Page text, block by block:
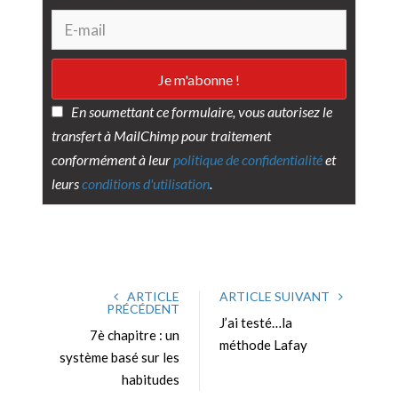
En soumettant ce formulaire, vous autorisez le
transfert à MailChimp pour traitement
conformément à leurpolitique de confidentialitéet
leursconditions d'utilisation.
ARTICLE
PRÉCÉDENT
7è chapitre : un
système basé sur les
habitudes
ARTICLE SUIVANT
J’ai testé…la
méthode Lafay